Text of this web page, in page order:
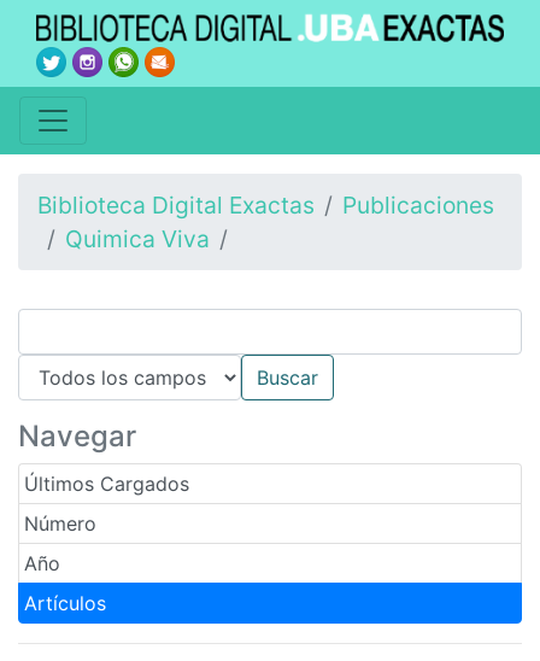
Biblioteca Digital Exactas
Publicaciones
Quimica Viva
Navegar
Últimos Cargados
Número
Año
Artículos